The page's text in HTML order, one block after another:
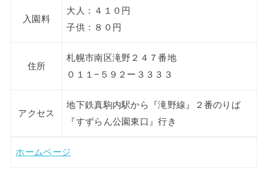
入園料
大人：４１０円
子供：８０円
住所
札幌市南区滝野２４７番地
０１１−５９２ー３３３３
アクセス
地下鉄真駒内駅から『滝野線』２番のりば
『すずらん公園東口』行き
ホームページ